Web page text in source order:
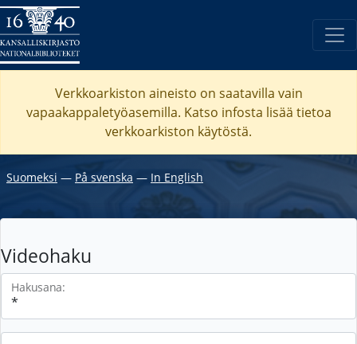
Verkkoarkiston aineisto on saatavilla vain
vapaakappaletyöasemilla. Katso infosta lisää tietoa
verkkoarkiston käytöstä.
Suomeksi ― På svenska ― In English
Videohaku
Hakusana: